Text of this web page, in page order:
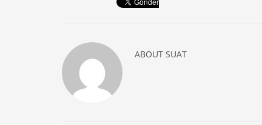
ABOUT SUAT